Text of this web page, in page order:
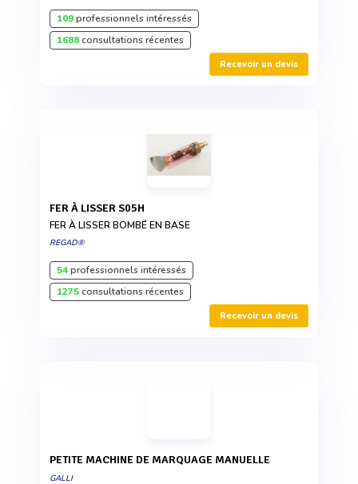
109professionnels intéressés
1688consultations récentes
Recevoir un devis
FER À LISSER S05H
FER À LISSER BOMBÉ EN BASE
REGAD®
54professionnels intéressés
1275consultations récentes
Recevoir un devis
PETITE MACHINE DE MARQUAGE MANUELLE
GALLI